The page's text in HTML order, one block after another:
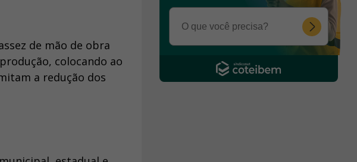
de mão de obra
colocando ao
a redução dos